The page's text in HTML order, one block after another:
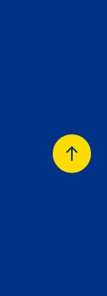
Back